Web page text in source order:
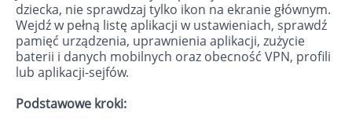
dziecka, nie sprawdzaj tylko ikon na ekranie głównym.
Wejdź w pełną listę aplikacji w ustawieniach, sprawdź
pamięć urządzenia, uprawnienia aplikacji, zużycie
baterii i danych mobilnych oraz obecność VPN, profili
lub aplikacji-sejfów.
Podstawowe kroki: